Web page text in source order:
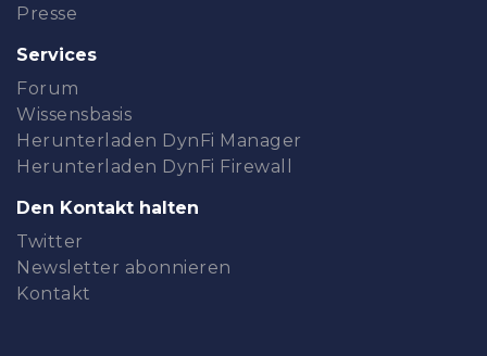
Presse
Services
Forum
Wissensbasis
Herunterladen DynFi Manager
Herunterladen DynFi Firewall
Den Kontakt halten
Twitter
Newsletter abonnieren
Kontakt